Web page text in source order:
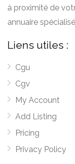
à proximité de
annuaire
Liens utiles :
Cgu
Cgv
My Account
Add Listing
Pricing
Privacy Policy